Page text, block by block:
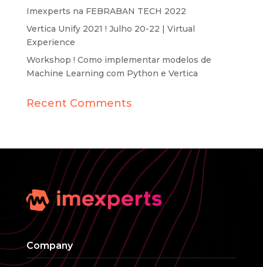
Imexperts na FEBRABAN TECH 2022
Vertica Unify 2021 ! Julho 20-22 | Virtual
Experience
Workshop ! Como implementar modelos de
Machine Learning com Python e Vertica
Recent Comments
Company